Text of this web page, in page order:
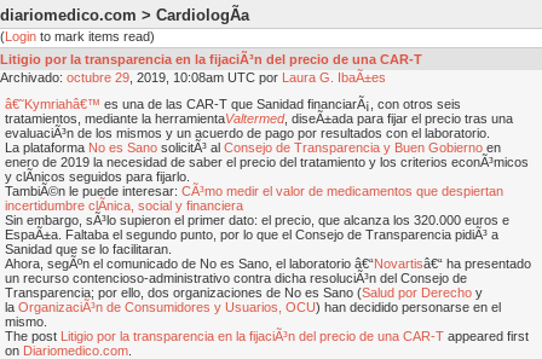
diariomedico.com > CardiologÃ­a
(Login to mark items read)
Litigio por la transparencia en la fijaciÃ³n del precio de una CAR-T
Archivado: octubre 29 , 2019, 10:08am UTC por Laura G. IbaÃ±es
â€˜Kymriahâ€™ es una de las CAR-T que Sanidad financiarÃ¡, con otros seis
tratamientos, mediante la herramientaValtermed, diseÃ±ada para fijar el precio tras una
evaluaciÃ³n de los mismos y un acuerdo de pago por resultados con el laboratorio.
La plataforma No es Sano solicitÃ³ al Consejo de Transparencia y Buen Gobierno en
enero de 2019 la necesidad de saber el precio del tratamiento y los criterios econÃ³micos
y clÃ­nicos seguidos para fijarlo.
TambiÃ©n le puede interesar: CÃ³mo medir el valor de medicamentos que despiertan
incertidumbre clÃ­nica, social y financiera
Sin embargo, sÃ³lo supieron el primer dato: el precio, que alcanza los 320.000 euros e
EspaÃ±a. Faltaba el segundo punto, por lo que el Consejo de Transparencia pidiÃ³ a
Sanidad que se lo facilitaran.
Ahora, segÃºn el comunicado de No es Sano, el laboratorio â€“Novartisâ€“ ha presentado
un recurso contencioso-administrativo contra dicha resoluciÃ³n del Consejo de
Transparencia; por ello, dos organizaciones de No es Sano (Salud por Derecho y
la OrganizaciÃ³n de Consumidores y Usuarios, OCU) han decidido personarse en el
mismo.
The post Litigio por la transparencia en la fijaciÃ³n del precio de una CAR-T appeared first
on Diariomedico.com